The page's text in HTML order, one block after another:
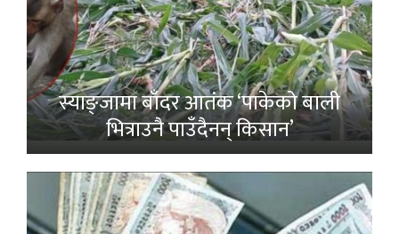
स्याङ्जामा बाँदर आतंक ‘पाकेको बाली
भित्राउनै पाउँदैनन् किसान’